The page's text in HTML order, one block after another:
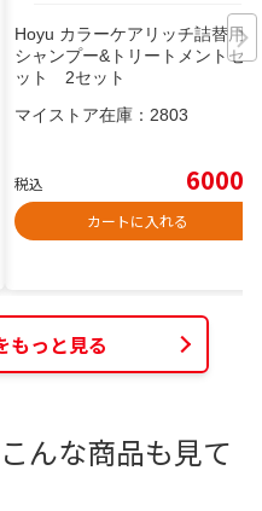
Hoyu カラーケアリッチ詰替用
シャンプー&トリートメントセ
ット 2セット
マイストア在庫： 2803
税込 6000
カートに入れる
もっと見る
んな商品も見て